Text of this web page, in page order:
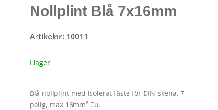
Nollplint Blå 7x16mm
Artikelnr: 10011
I lager
Blå nollplint med isolerat fäste för DIN-skena. 7-
polig, max 16mm² Cu.